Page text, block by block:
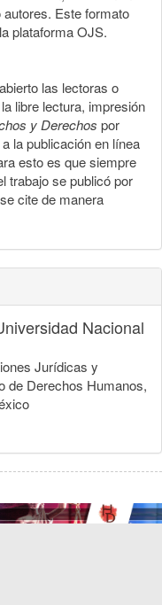
Este formato
plataforma OJS.
las lectoras o
libre lectura, impresión
y Derechos por
la publicación en línea
esto es que siempre
trabajo se publicó por
cite de manera
Nacional
Jurídicas y
de Derechos Humanos,